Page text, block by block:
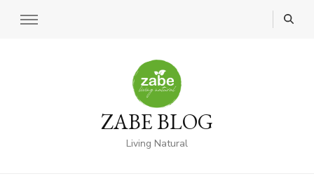
ZABE BLOG
Living Natural